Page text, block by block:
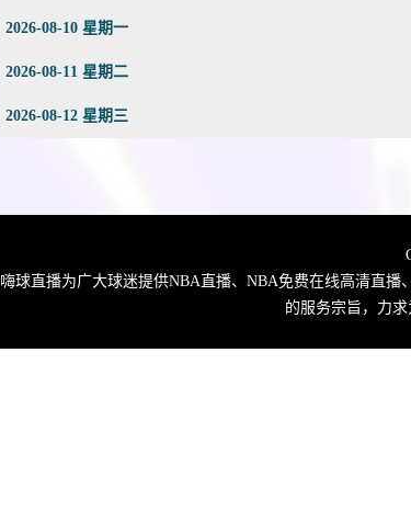
2026-08-10 星期一
2026-08-11 星期二
2026-08-12 星期三
嗨球直播为广大球迷提供NBA直播、NBA免费在线高清直
的服务宗旨，力